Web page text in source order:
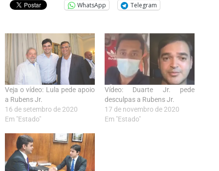
WhatsApp Telegram
Veja o vídeo: Lula pede apoio
a Rubens Jr.
16 de setembro de 2020
Em "Estado"
Vídeo: Duarte Jr. pede
desculpas a Rubens Jr.
17 de novembro de 2020
Em "Estado"